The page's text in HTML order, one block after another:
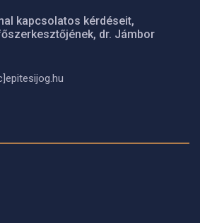
kapcsolatos kérdéseit,
dr. Jámbor